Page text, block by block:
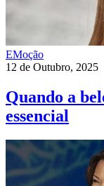
EMoção
12 de Outubro, 2025
Quando a
essencial